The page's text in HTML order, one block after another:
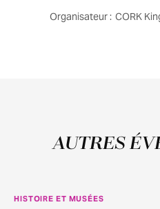
Organisateur : CORK
AUTRES
HISTOIRE ET MUSÉES